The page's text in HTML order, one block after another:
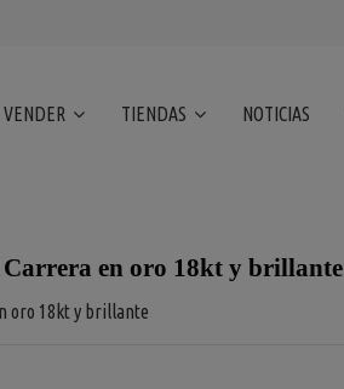
VENDER TIENDAS NOTICIAS
en oro 18kt y brillante
oro 18kt y brillante